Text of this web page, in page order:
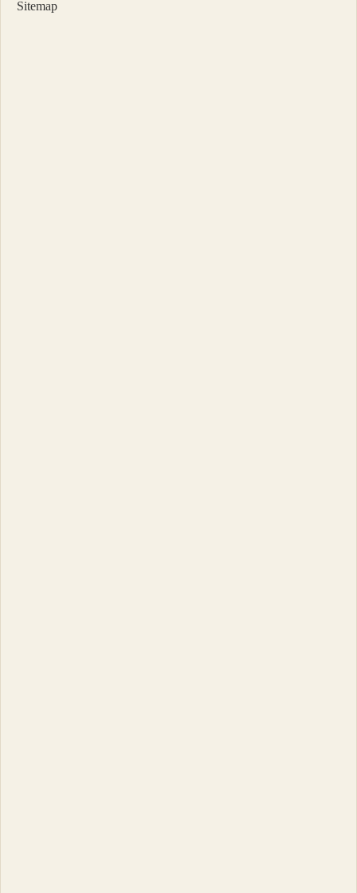
Sitemap